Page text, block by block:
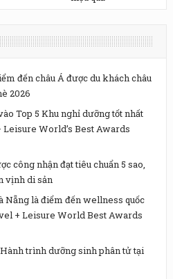
đến châu Á được du khách châu
2026
Top 5 Khu nghỉ dưỡng tốt nhất
World’s Best Awards
công nhận đạt tiêu chuẩn 5 sao,
vịnh di sản
Nẵng là điểm đến wellness quốc
+ Leisure World Best Awards
trình dưỡng sinh phân tử tại